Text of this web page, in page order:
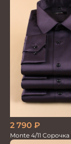
2 790 ₽
Monte 4/11 Сорочка мужская